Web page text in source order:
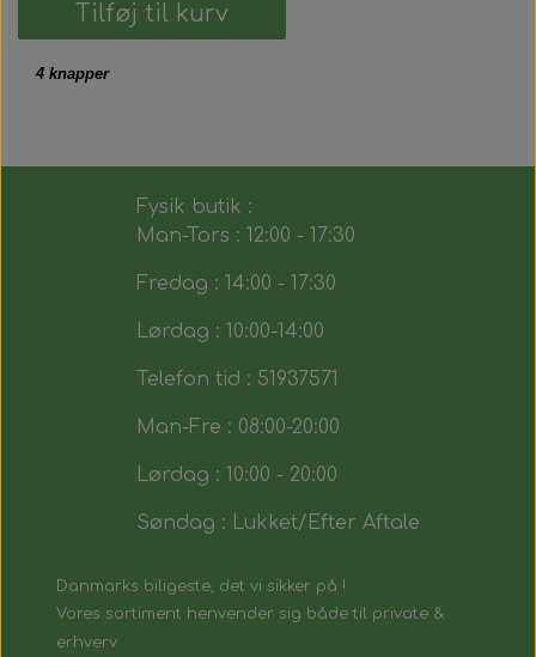
Tilføj til kurv
4 knapper
Fysik butik :
Man-Tors : 12:00 - 17:30
Fredag : 14:00 - 17:30
Lørdag : 10:00-14:00
Telefon tid : 51937571
Man-Fre : 08:00-20:00
Lørdag : 10:00 - 20:00
Søndag : Lukket/Efter Aftale
Danmarks biligeste, det vi sikker på !
Vores sortiment henvender sig både til private &
erhverv.